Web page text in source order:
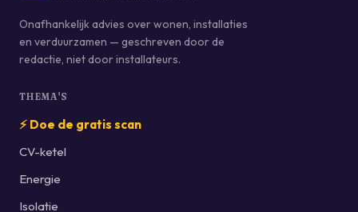
Onafhankelijk advies over wonen, installaties
en verduurzamen — geschreven door de
redactie, niet door installateurs.
THEMA'S
⚡ Doe de gratis scan
CV-ketel
Energie
Isolatie